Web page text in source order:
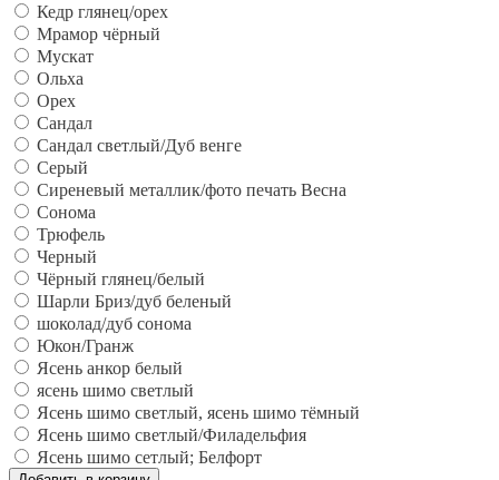
Кедр глянец/орех
Мрамор чёрный
Мускат
Ольха
Орех
Сандал
Сандал светлый/Дуб венге
Серый
Сиреневый металлик/фото печать Весна
Сонома
Трюфель
Черный
Чёрный глянец/белый
Шарли Бриз/дуб беленый
шоколад/дуб сонома
Юкон/Гранж
Ясень анкор белый
ясень шимо светлый
Ясень шимо светлый, ясень шимо тёмный
Ясень шимо светлый/Филадельфия
Ясень шимо сетлый; Белфорт